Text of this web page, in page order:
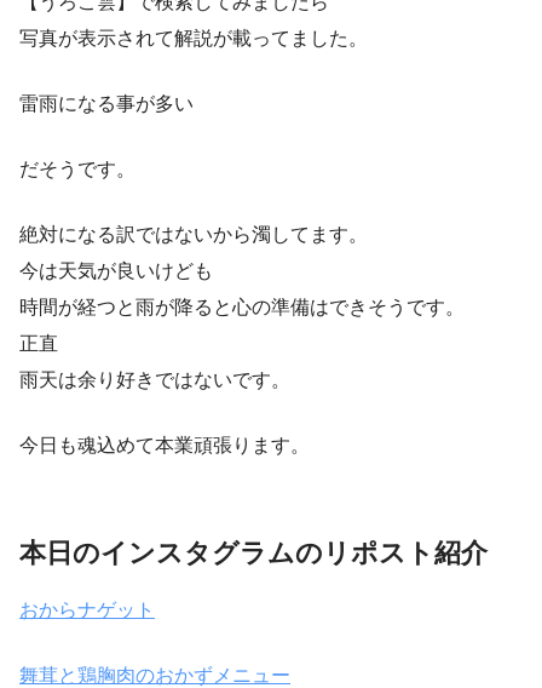
写真が表示されて解説が載ってました。
雷雨になる事が多い
だそうです。
絶対になる訳ではないから濁してます。
今は天気が良いけども
時間が経つと雨が降ると心の準備はできそうです。
正直
雨天は余り好きではないです。
今日も魂込めて本業頑張ります。
本日のインスタグラムのリポスト紹介
おからナゲット
舞茸と鶏胸肉のおかずメニュー